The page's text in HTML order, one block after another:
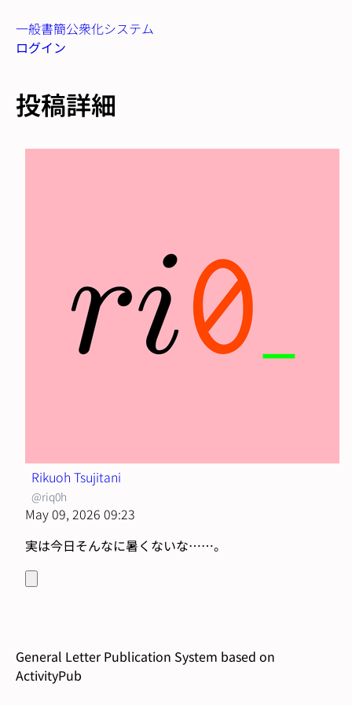
一般書簡公衆化システム
ログイン
投稿詳細
Rikuoh Tsujitani
@riq0h
May 09, 2026 09:23
実は今日そんなに暑くないな……。
General Letter Publication System based on
ActivityPub